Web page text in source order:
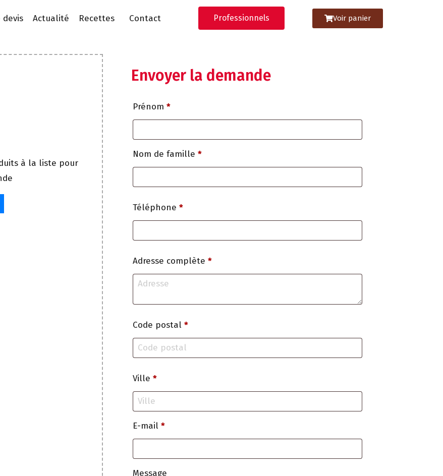
devis Actualité Recettes Contact Professionnels Voir panier
à la liste pour
Envoyer la demande
Prénom*
Nom de famille*
Téléphone*
Adresse complète*
Code postal*
Ville*
E-mail*
Message